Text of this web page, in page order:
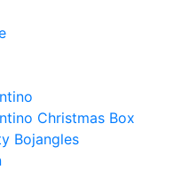
Christmas Box
Bojangles